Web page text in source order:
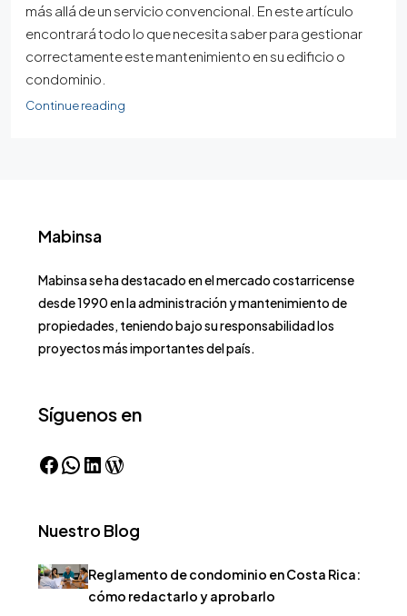
más allá de un servicio convencional. En este artículo
encontrará todo lo que necesita saber para gestionar
correctamente este mantenimiento en su edificio o
condominio.
Continue reading
Mabinsa
Mabinsa se ha destacado en el mercado costarricense
desde 1990 en la administración y mantenimiento de
propiedades, teniendo bajo su responsabilidad los
proyectos más importantes del país.
Síguenos en
Nuestro Blog
Reglamento de condominio en Costa Rica:
cómo redactarlo y aprobarlo